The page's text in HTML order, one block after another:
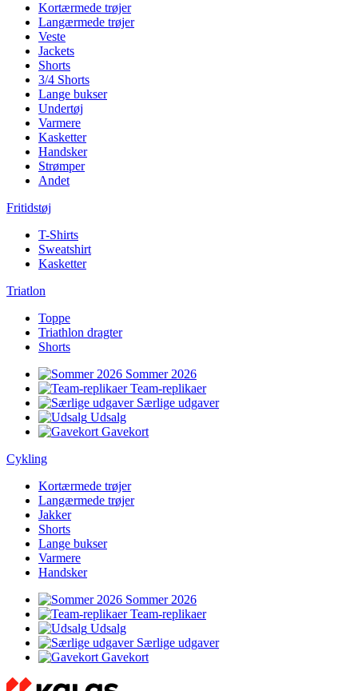
Kortærmede trøjer
Langærmede trøjer
Veste
Jackets
Shorts
3/4 Shorts
Lange bukser
Undertøj
Varmere
Kasketter
Handsker
Strømper
Andet
Fritidstøj
T-Shirts
Sweatshirt
Kasketter
Triatlon
Toppe
Triathlon dragter
Shorts
Sommer 2026
Team-replikaer
Særlige udgaver
Udsalg
Gavekort
Cykling
Kortærmede trøjer
Langærmede trøjer
Jakker
Shorts
Lange bukser
Varmere
Handsker
Sommer 2026
Team-replikaer
Udsalg
Særlige udgaver
Gavekort